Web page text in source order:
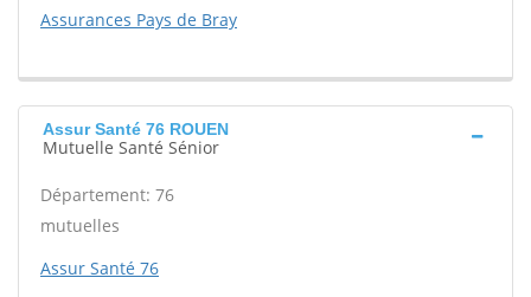
Assurances Pays de Bray
Assur Santé 76 ROUEN
Mutuelle Santé Sénior
Département: 76
mutuelles
Assur Santé 76